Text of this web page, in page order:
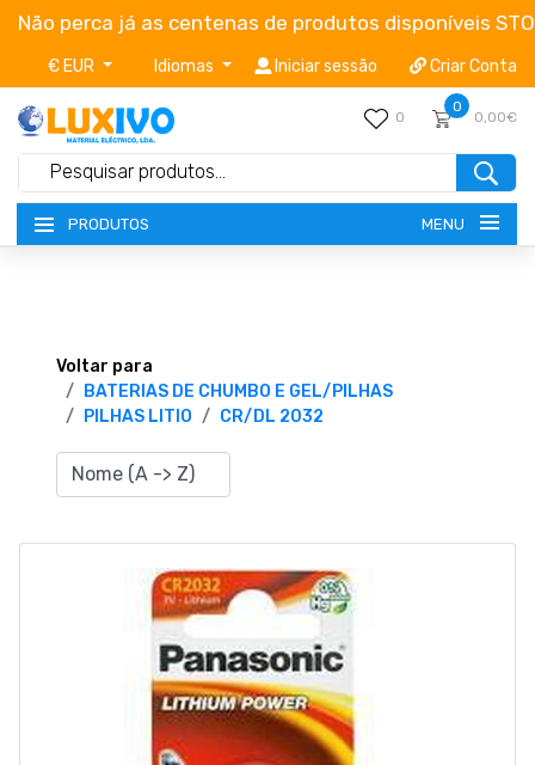
Não perca já as centenas de produtos disponíveis
€ EUR Idiomas Iniciar sessão Criar Conta
0
0
0,00€
PRODUTOS MENU
TERMOS E CONDIÇÕES
CATÁLOGOS
CAMPANHAS
EMPRESA
geral@luxivo.pt
Voltar para
BATERIAS DE CHUMBO E GEL/PILHAS
PILHAS LITIO
CR/DL 2032